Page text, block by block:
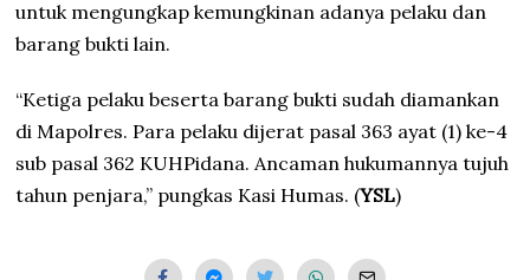
untuk mengungkap kemungkinan adanya pelaku dan
barang bukti lain.
“Ketiga pelaku beserta barang bukti sudah diamankan
di Mapolres. Para pelaku dijerat pasal 363 ayat (1) ke-4
sub pasal 362 KUHPidana. Ancaman hukumannya tujuh
tahun penjara,” pungkas Kasi Humas. (YSL)